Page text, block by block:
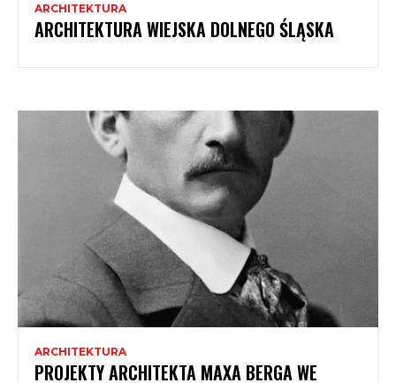
ARCHITEKTURA
ARCHITEKTURA WIEJSKA DOLNEGO ŚLĄSKA
ARCHITEKTURA
PROJEKTY ARCHITEKTA MAXA BERGA WE